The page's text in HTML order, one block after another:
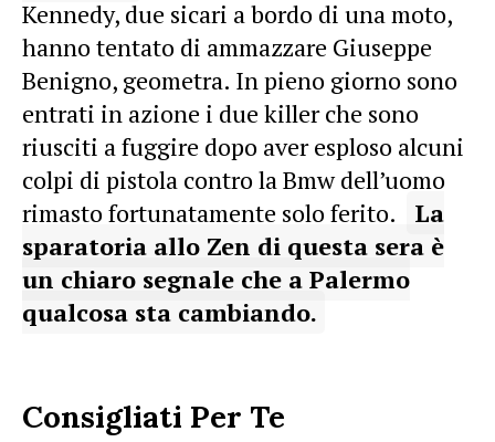
Kennedy, due sicari a bordo di una moto,
hanno tentato di ammazzare Giuseppe
Benigno, geometra. In pieno giorno sono
entrati in azione i due killer che sono
riusciti a fuggire dopo aver esploso alcuni
colpi di pistola contro la Bmw dell’uomo
rimasto fortunatamente solo ferito.
La
sparatoria allo Zen di questa sera è
un chiaro segnale che a Palermo
qualcosa sta cambiando.
Consigliati Per Te